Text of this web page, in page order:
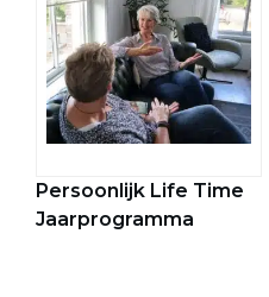
Persoonlijk Life Time
Jaarprogramma